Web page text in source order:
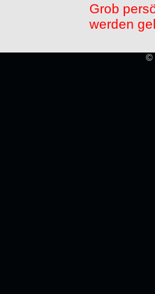
Grob
werden
©